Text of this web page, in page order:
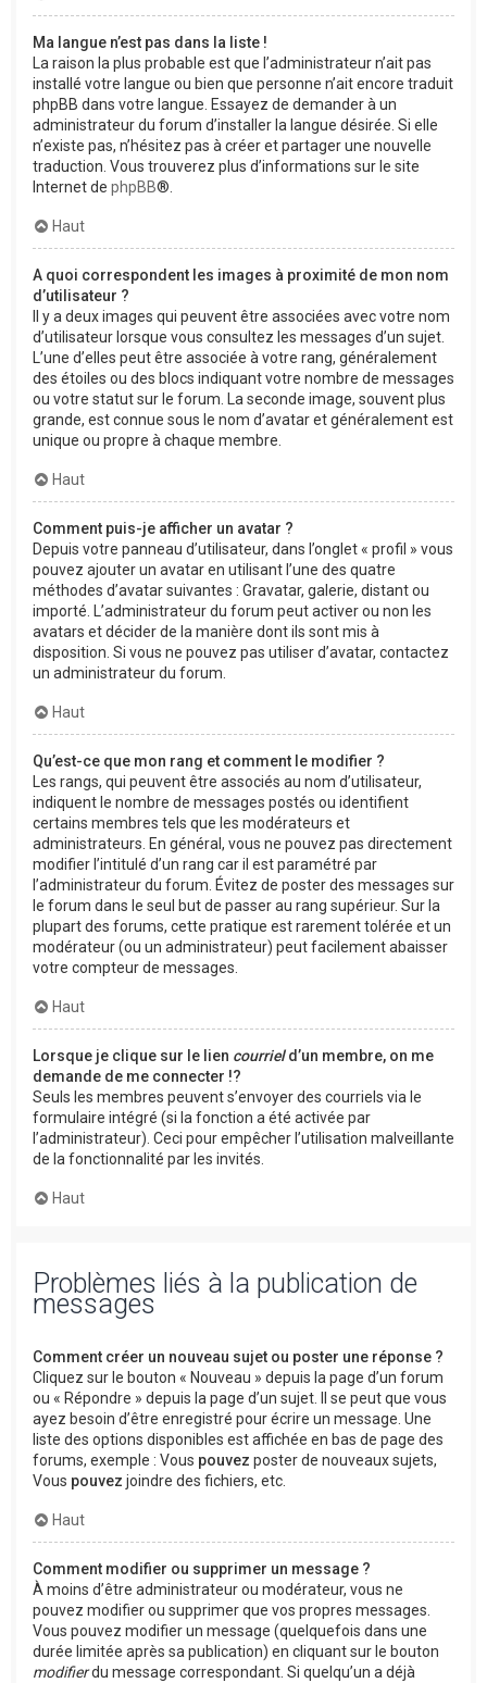
Ma langue n’est pas dans la liste !
La raison la plus probable est que l’administrateur n’ait pas
installé votre langue ou bien que personne n’ait encore traduit
phpBB dans votre langue. Essayez de demander à un
administrateur du forum d’installer la langue désirée. Si elle
n’existe pas, n’hésitez pas à créer et partager une nouvelle
traduction. Vous trouverez plus d’informations sur le site
Internet de phpBB®.
Haut
A quoi correspondent les images à proximité de mon nom
d’utilisateur ?
Il y a deux images qui peuvent être associées avec votre nom
d’utilisateur lorsque vous consultez les messages d’un sujet.
L’une d’elles peut être associée à votre rang, généralement
des étoiles ou des blocs indiquant votre nombre de messages
ou votre statut sur le forum. La seconde image, souvent plus
grande, est connue sous le nom d’avatar et généralement est
unique ou propre à chaque membre.
Haut
Comment puis-je afficher un avatar ?
Depuis votre panneau d’utilisateur, dans l’onglet « profil » vous
pouvez ajouter un avatar en utilisant l’une des quatre
méthodes d’avatar suivantes : Gravatar, galerie, distant ou
importé. L’administrateur du forum peut activer ou non les
avatars et décider de la manière dont ils sont mis à
disposition. Si vous ne pouvez pas utiliser d’avatar, contactez
un administrateur du forum.
Haut
Qu’est-ce que mon rang et comment le modifier ?
Les rangs, qui peuvent être associés au nom d’utilisateur,
indiquent le nombre de messages postés ou identifient
certains membres tels que les modérateurs et
administrateurs. En général, vous ne pouvez pas directement
modifier l’intitulé d’un rang car il est paramétré par
l’administrateur du forum. Évitez de poster des messages sur
le forum dans le seul but de passer au rang supérieur. Sur la
plupart des forums, cette pratique est rarement tolérée et un
modérateur (ou un administrateur) peut facilement abaisser
votre compteur de messages.
Haut
Lorsque je clique sur le lien courrield’un membre, on me
demande de me connecter !?
Seuls les membres peuvent s’envoyer des courriels via le
formulaire intégré (si la fonction a été activée par
l’administrateur). Ceci pour empêcher l’utilisation malveillante
de la fonctionnalité par les invités.
Haut
Problèmes liés à la publication de
messages
Comment créer un nouveau sujet ou poster une réponse ?
Cliquez sur le bouton « Nouveau » depuis la page d’un forum
ou « Répondre » depuis la page d’un sujet. Il se peut que vous
ayez besoin d’être enregistré pour écrire un message. Une
liste des options disponibles est affichée en bas de page des
forums, exemple : Vous pouvez poster de nouveaux sujets,
Vous pouvez joindre des fichiers, etc.
Haut
Comment modifier ou supprimer un message ?
À moins d’être administrateur ou modérateur, vous ne
pouvez modifier ou supprimer que vos propres messages.
Vous pouvez modifier un message (quelquefois dans une
durée limitée après sa publication) en cliquant sur le bouton
modifierdu message correspondant. Si quelqu’un a déjà